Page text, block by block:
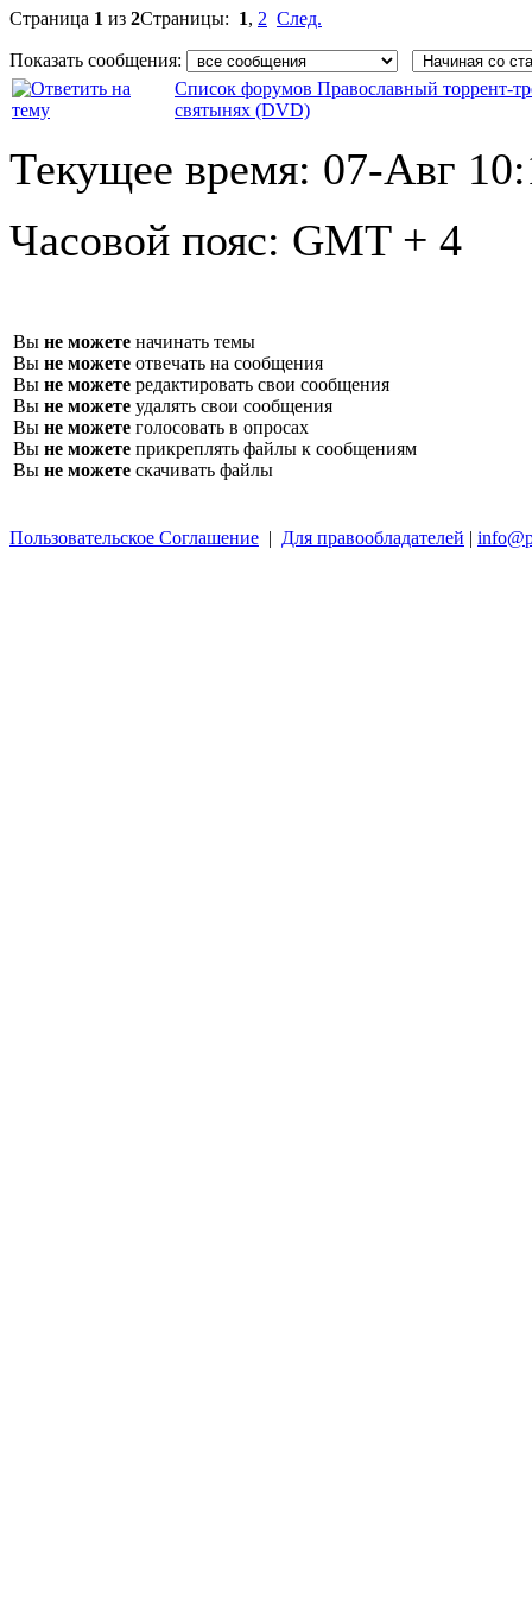
Страница 1 из 2Страницы: 1, 2 След.
Показать сообщения:
Список форумов Православный торрент-
святынях (DVD)
Текущее время: 07-Авг
Часовой пояс: GMT + 4
Вы не можете начинать темы
Вы не можете отвечать на сообщения
Вы не можете редактировать свои сообщения
Вы не можете удалять свои сообщения
Вы не можете голосовать в опросах
Вы не можете прикреплять файлы к сообщениям
Вы не можете скачивать файлы
Пользовательское Соглашение | Для правообладателей |